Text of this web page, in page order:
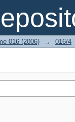
016 (2006) → 016/4